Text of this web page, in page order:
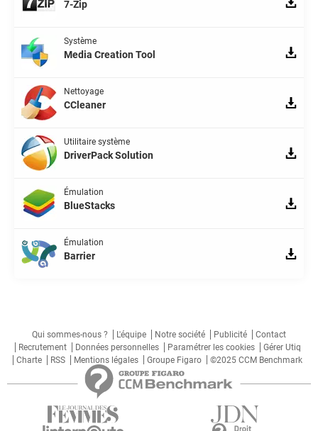
7-Zip
Système
Media Creation Tool
Nettoyage
CCleaner
Utilitaire système
DriverPack Solution
Émulation
BlueStacks
Émulation
Barrier
Qui sommes-nous ? L'équipe Notre société Publicité
Contact
Recrutement
Données personnelles Paramétrer les cookies
Gérer Utiq
Charte
RSS Mentions légales Groupe Figaro ©2025 CCM Benchmark